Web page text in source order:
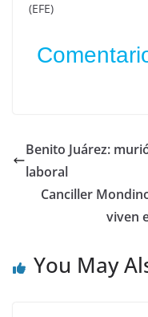
(EFE)
Benito Juárez:
laboral
Canciller
viven
You May